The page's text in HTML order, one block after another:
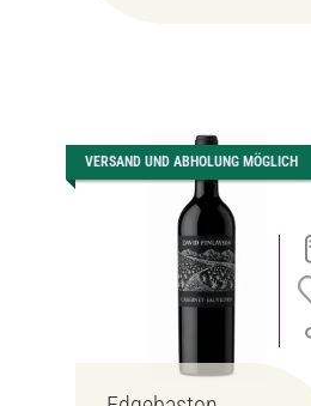
VERSAND UND ABHOLUNG MÖGLICH